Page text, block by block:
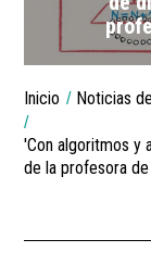
You
are
here:
Inicio Noticias
'Con algoritmos y
de la profesora de